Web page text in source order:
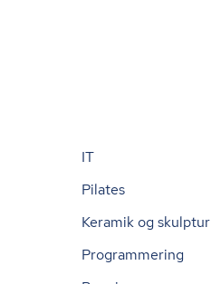
IT
Pilates
Keramik og skulptur
Programmering